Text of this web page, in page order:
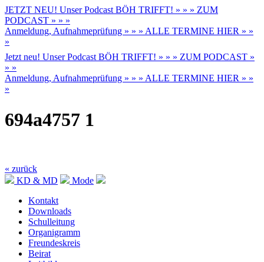
JETZT NEU! Unser Podcast BÖH TRIFFT! » » » ZUM
PODCAST » » »
Anmeldung, Aufnahmeprüfung » » » ALLE TERMINE HIER » »
»
Jetzt neu! Unser Podcast BÖH TRIFFT! » » » ZUM PODCAST »
» »
Anmeldung, Aufnahmeprüfung » » » ALLE TERMINE HIER » »
»
694a4757 1
« zurück
KD & MD
Mode
Kontakt
Downloads
Schulleitung
Organigramm
Freundeskreis
Beirat